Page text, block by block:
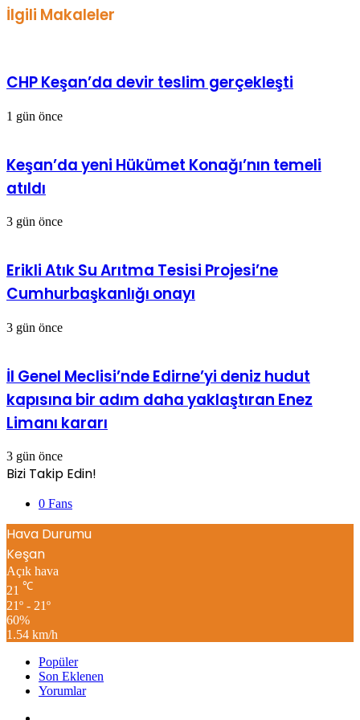
İlgili Makaleler
CHP Keşan’da devir teslim gerçekleşti
1 gün önce
Keşan’da yeni Hükümet Konağı’nın temeli
atıldı
3 gün önce
Erikli Atık Su Arıtma Tesisi Projesi’ne
Cumhurbaşkanlığı onayı
3 gün önce
İl Genel Meclisi’nde Edirne’yi deniz hudut
kapısına bir adım daha yaklaştıran Enez
Limanı kararı
3 gün önce
Bizi Takip Edin!
0 Fans
Hava Durumu
Keşan
Açık hava
21 ℃
21º - 21º
60%
1.54 km/h
Popüler
Son Eklenen
Yorumlar